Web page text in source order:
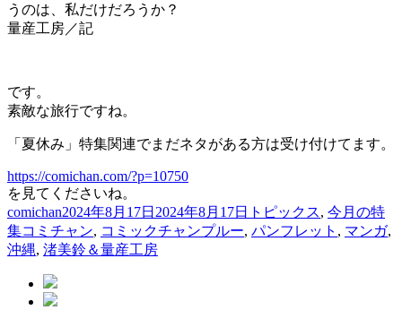
うのは、私だけだろうか？
量産工房／記
です。
素敵な旅行ですね。
「夏休み」特集関連でまだネタがある方は受け付けてます。
https://comichan.com/?p=10750
を見てくださいね。
投
稿
者
comichan投
稿
日:
2024年8月17日 2024年8月17日 カ
テ
トピックス, 今月の特
集タ
グ
コミチャン, コミックチャンプルー, パンフレット , マンガ,
沖縄, 渚美鈴＆量産工房